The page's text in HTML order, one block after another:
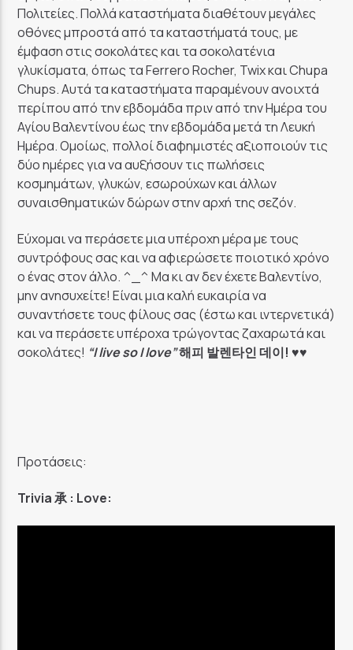
Πολιτείες. Πολλά καταστήματα διαθέτουν μεγάλες
οθόνες μπροστά από τα καταστήματά τους, με
έμφαση στις σοκολάτες και τα σοκολατένια
γλυκίσματα, όπως τα Ferrero Rocher, Twix και Chupa
Chups. Αυτά τα καταστήματα παραμένουν ανοιχτά
περίπου από την εβδομάδα πριν από την Ημέρα του
Αγίου Βαλεντίνου έως την εβδομάδα μετά τη Λευκή
Ημέρα. Ομοίως, πολλοί διαφημιστές αξιοποιούν τις
δύο ημέρες για να αυξήσουν τις πωλήσεις
κοσμημάτων, γλυκών, εσωρούχων και άλλων
συναισθηματικών δώρων στην αρχή της σεζόν.
Εύχομαι να περάσετε μια υπέροχη μέρα με τους
συντρόφους σας και να αφιερώσετε ποιοτικό χρόνο
ο ένας στον άλλο. ^_^ Μα κι αν δεν έχετε Βαλεντίνο,
μην ανησυχείτε! Είναι μια καλή ευκαιρία να
συναντήσετε τους φίλους σας (έστω και ιντερνετικά)
και να περάσετε υπέροχα τρώγοντας ζαχαρωτά και
σοκολάτες! “I live so I love”해피 발렌타인데이! ♥♥
Προτάσεις:
Trivia 承 : Love: